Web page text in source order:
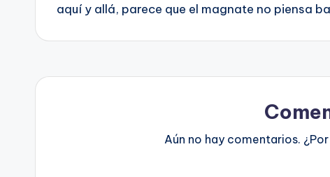
aquí y allá, parece que el magnate no piensa
Aún no hay comentarios.